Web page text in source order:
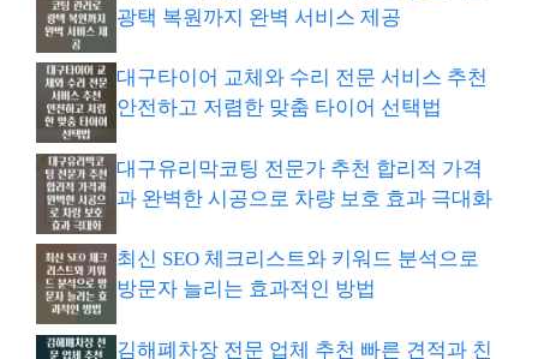
광택 복원까지 완벽 서비스 제공
대구타이어 교체와 수리 전문 서비스 추천
안전하고 저렴한 맞춤 타이어 선택법
대구유리막코팅 전문가 추천 합리적 가격
과 완벽한 시공으로 차량 보호 효과 극대화
최신 SEO 체크리스트와 키워드 분석으로
방문자 늘리는 효과적인 방법
김해폐차장 전문 업체 추천 빠른 견적과 친